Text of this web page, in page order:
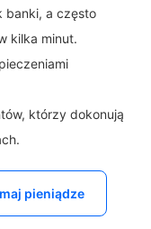
banki, a często
kilka minut.
którzy dokonują
pieniądze